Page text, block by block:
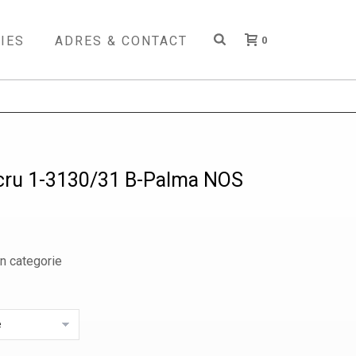
ADRES & CONTACT 0
1-3130/31 B-Palma NOS
categorie